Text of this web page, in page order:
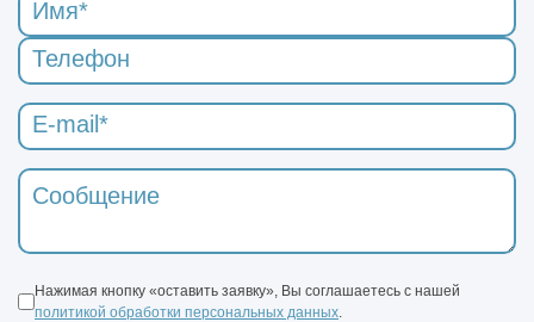
Нажимая кнопку «оставить заявку», Вы соглашаетесь с нашей
политикой обработки персональных данных